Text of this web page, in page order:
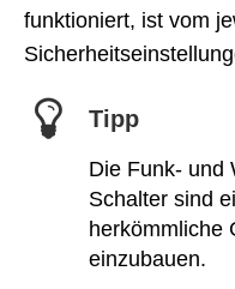
funktioniert, ist vom
Tipp
Die Funk- und
Schalter sind
herkömmliche
einzubauen.